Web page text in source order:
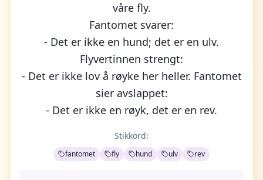
våre fly.
Fantomet svarer:
- Det er ikke en hund; det er en ulv.
Flyvertinnen strengt:
- Det er ikke lov å røyke her heller. Fantomet
sier avslappet:
- Det er ikke en røyk, det er en rev.
Stikkord:
fantomet fly hund ulv rev